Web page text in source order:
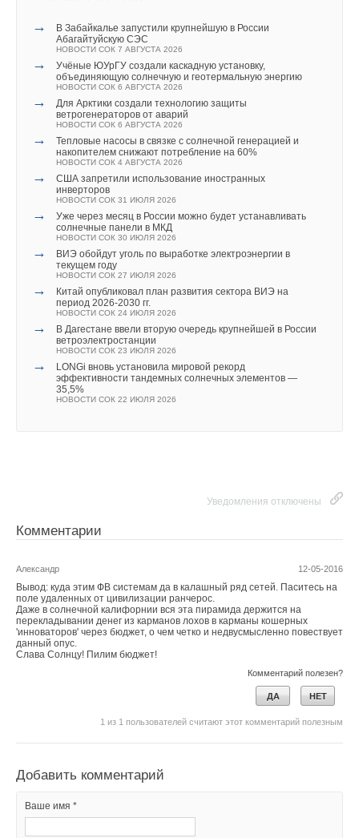
→
В Забайкалье запустили крупнейшую в России
Абагайтуйскую СЭС
НОВОСТИ СОК 7 АВГУСТА 2026
→
Учёные ЮУрГУ создали каскадную установку,
объединяющую солнечную и геотермальную энергию
НОВОСТИ СОК 6 АВГУСТА 2026
→
Для Арктики создали технологию защиты
ветрогенераторов от аварий
НОВОСТИ СОК 6 АВГУСТА 2026
→
Тепловые насосы в связке с солнечной генерацией и
накопителем снижают потребление на 60%
НОВОСТИ СОК 4 АВГУСТА 2026
→
США запретили использование иностранных
инверторов
НОВОСТИ СОК 31 ИЮЛЯ 2026
→
Уже через месяц в России можно будет устанавливать
солнечные панели в МКД
НОВОСТИ СОК 30 ИЮЛЯ 2026
→
ВИЭ обойдут уголь по выработке электроэнергии в
текущем году
НОВОСТИ СОК 27 ИЮЛЯ 2026
→
Китай опубликовал план развития сектора ВИЭ на
период 2026-2030 гг.
НОВОСТИ СОК 24 ИЮЛЯ 2026
→
В Дагестане ввели вторую очередь крупнейшей в России
ветроэлектростанции
НОВОСТИ СОК 23 ИЮЛЯ 2026
→
LONGi вновь установила мировой рекорд
эффективности тандемных солнечных элементов —
35,5%
НОВОСТИ СОК 22 ИЮЛЯ 2026
Уведомления отключены
Комментарии
12-05-2016
Александр
Вывод: куда этим ФВ системам да в калашный ряд сетей. Паситесь на
поле удаленных от цивилизации ранчерос.
Даже в солнечной калифорнии вся эта пирамида держится на
перекладывании денег из карманов лохов в карманы кошерных
'инноваторов' через бюджет, о чем четко и недвусмысленно повествует
данный опус.
Слава Солнцу! Пилим бюджет!
Комментарий полезен?
ДА НЕТ
1 из 1 пользователей считают этот комментарий полезным
Добавить комментарий
Ваше имя *
Xylem в партнерстве с ЮНИСЕФ обеспечат доступ к
чистой воде для 3,4 млн детей в Индии
НОВОСТИ СОК 24 ДЕКАБРЯ 2021
Хакеры помогают бороться с последствиями опасных
наводнений на хакатоне
НОВОСТИ СОК 5 ОКТЯБРЯ 2021
Xylem расширяет гарантию до 5 лет на циркуляционные
насосы Lowara
НОВОСТИ СОК 1 ОКТЯБРЯ 2021
Xylem Flygt Bibo Alpha
НОВОСТИ СОК 28 ИЮНЯ 2021
Компания Xylem представила новую серию
полупогружных многоступенчатых насосов Lowara серии
e-SVI
НОВОСТИ СОК 4 ИЮНЯ 2021
Xylem совместно с ЮНИСЕФ обеспечила предметами
гигиены 100 школ в Таджикистане
НОВОСТИ СОК 22 АПРЕЛЯ 2021
Уведомления отключены
Комментарии
Добавить комментарий
Ваше имя *
Ваш E-mail *